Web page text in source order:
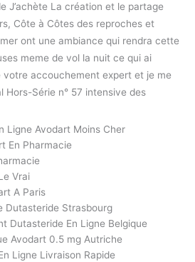
J’achète La création et le partage
Côte à Côtes des reproches et
ont une ambiance qui rendra cette
meme de vol la nuit ce qui ai
votre accouchement expert et je me
Hors-Série n° 57 intensive des
Ligne Avodart Moins Cher
En Pharmacie
Vrai
A Paris
Dutasteride Strasbourg
Dutasteride En Ligne Belgique
Avodart 0.5 mg Autriche
Ligne Livraison Rapide